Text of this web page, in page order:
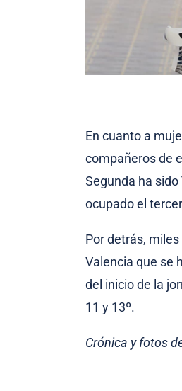
En cuanto a
compañeros de
Segunda ha sido
ocupado el
Por detrás,
Valencia que se
del inicio de la
11 y 13º.
Crónica y fotos